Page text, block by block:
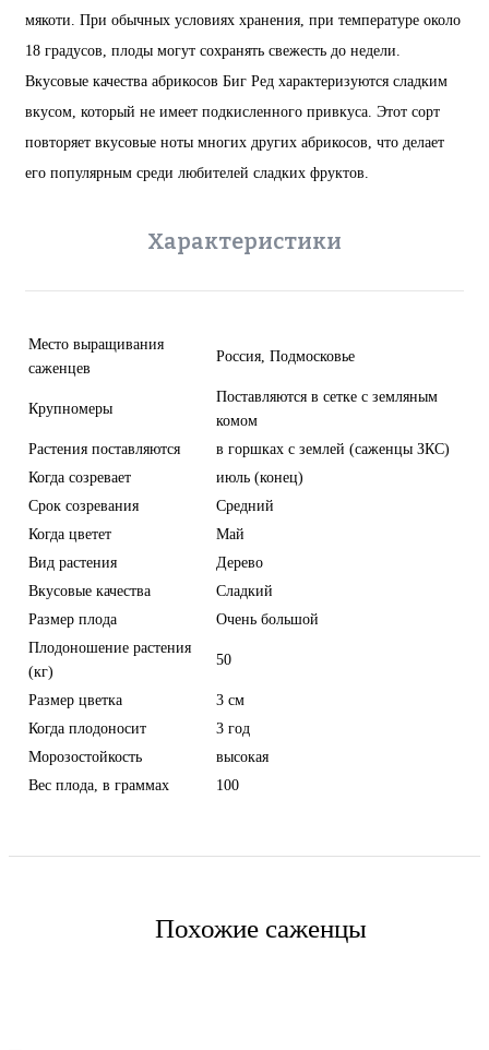
мякоти. При обычных условиях хранения, при температуре около
18 градусов, плоды могут сохранять свежесть до недели.
Вкусовые качества абрикосов Биг Ред характеризуются сладким
вкусом, который не имеет подкисленного привкуса. Этот сорт
повторяет вкусовые ноты многих других абрикосов, что делает
его популярным среди любителей сладких фруктов.
Характеристики
Место выращивания
саженцев
Россия, Подмосковье
Крупномеры
Поставляются в сетке с земляным
комом
Растения поставляются
в горшках с землей (саженцы ЗКС)
Когда созревает
июль (конец)
Срок созревания
Средний
Когда цветет
Май
Вид растения
Дерево
Вкусовые качества
Сладкий
Размер плода
Очень большой
Плодоношение растения
(кг)
50
Размер цветка
3 см
Когда плодоносит
3 год
Морозостойкость
высокая
Вес плода, в граммах
100
Похожие саженцы